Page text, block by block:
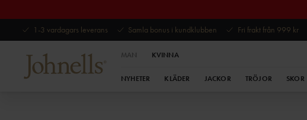
1-3 vardagars leverans
Samla bonus i kundklubben Fri frakt från 999 kr
MAN KVINNA
NYHETER KLÄDER JACKOR TRÖJOR SKOR